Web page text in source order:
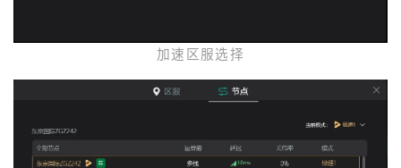
加速区服选择